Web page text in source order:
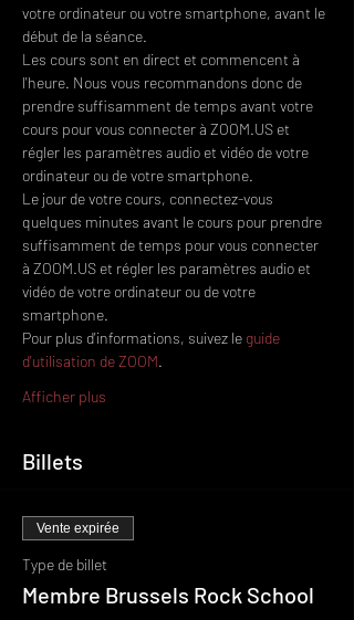
votre ordinateur ou votre smartphone, avant le
début de la séance.
Les cours sont en direct et commencent à
l'heure. Nous vous recommandons donc de
prendre suffisamment de temps avant votre
cours pour vous connecter à ZOOM.US et
régler les paramètres audio et vidéo de votre
ordinateur ou de votre smartphone.
Le jour de votre cours, connectez-vous
quelques minutes avant le cours pour prendre
suffisamment de temps pour vous connecter
à ZOOM.US et régler les paramètres audio et
vidéo de votre ordinateur ou de votre
smartphone.
Pour plus d'informations, suivez le guide
d'utilisation de ZOOM.
Afficher plus
Billets
Vente expirée
Type de billet
Membre Brussels Rock School